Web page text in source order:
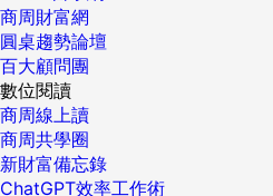
商周財富網
圓桌趨勢論壇
百大顧問團
數位閱讀
商周線上讀
商周共學圈
新財富備忘錄
ChatGPT效率工作術